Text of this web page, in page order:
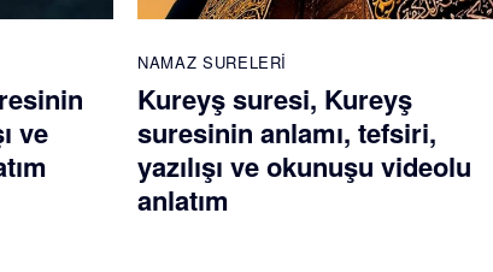
ve
NAMAZ SURELERI
Kureyş suresi, Kureyş
suresinin anlamı, tefsiri,
yazılışı ve okunuşu videolu
anlatım